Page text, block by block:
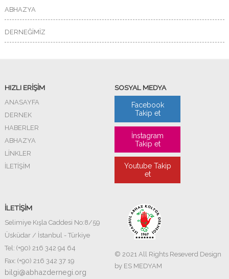
ABHAZYA
DERNEĞİMİZ
HIZLI ERİŞİM
ANASAYFA
DERNEK
HABERLER
ABHAZYA
LİNKLER
İLETİŞİM
SOSYAL MEDYA
Facebook
Takip et
İnstagram
Takip et
Youtube Takip
et
İLETİŞİM
Selimiye Kışla Caddesi No:8/59
Üsküdar / İstanbul - Türkiye
Tel: (+90) 216 342 94 64
Fax: (+90) 216 342 37 19
bilgi@abhazdernegi.org
© 2021 All Rights Reseverd Design
by ES MEDYAM